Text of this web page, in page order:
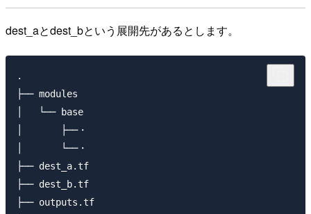
dest_aとdest_bという展開先があるとします。
.
├── modules
│   └── base
│       ├──・
│       └──・
├── dest_a.tf
├── dest_b.tf
├── outputs.tf